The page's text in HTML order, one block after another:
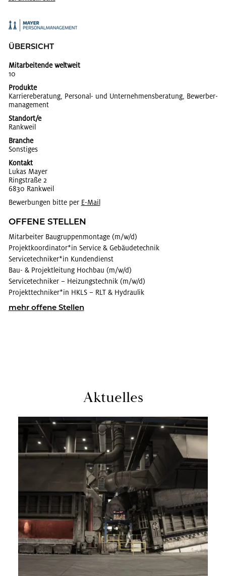
ÜBER­SICHT
Mitarbeitende weltweit
10
Produkte
Kar­rie­re­be­ra­tung, Per­so­nal- und Un­ter­neh­mens­be­ra­tung, Be­wer­ber­
ma­nage­ment
Standort/e
Rank­weil
Branche
Sons­ti­ges
Kontakt
Lukas Mayer
Ring­stra­ße 2
6830 Rank­weil
Bewerbungen bitte per E-Mail
OF­FE­NE STEL­LEN
Mit­ar­bei­ter Bau­grup­pen­mon­ta­ge (m/w/d)
Pro­jekt­ko­or­di­na­tor*in Ser­vice & Ge­bäu­de­tech­nik
Ser­vice­tech­ni­ker*in Kun­den­dienst
Bau- & Pro­jekt­lei­tung Hoch­bau (m/w/d)
Ser­vice­tech­ni­ker – Hei­zungs­tech­nik (m/w/d)
Pro­jekt­tech­ni­ker*in HKLS – RLT & Hy­drau­lik
mehr of­fe­ne Stel­len
Ak­tu­el­les